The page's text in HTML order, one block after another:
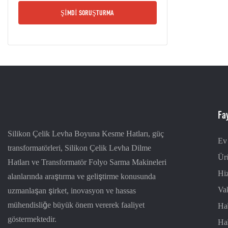
ŞIMDI SORUŞTURMA
Silikon Çelik Levha Boyuna Kesme Hatları, güç
transformatörleri, Silikon Çelik Levha Dilme
Hatları ve Transformatör Folyo Sarma Makineleri
alanlarında araştırma ve geliştirme konusunda
uzmanlaşan şirket, inovasyon ve hassas
mühendisliğe büyük önem vererek faaliyet
göstermektedir.
Ev